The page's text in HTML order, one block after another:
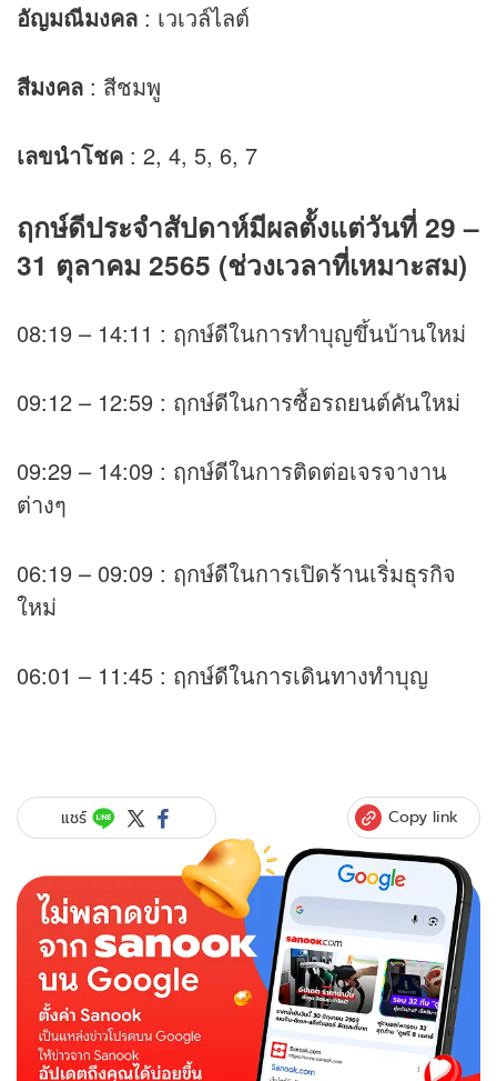
อัญมณีมงคล : เวเวล์ไลต์
สีมงคล : สีชมพู
เลขนำโชค : 2, 4, 5, 6, 7
ฤกษ์ดีประจำสัปดาห์มีผลตั้งแต่วันที่ 29 –
31 ตุลาคม 2565 (ช่วงเวลาที่เหมาะสม)
08:19 – 14:11 : ฤกษ์ดีในการทำบุญขึ้นบ้านใหม่
09:12 – 12:59 : ฤกษ์ดีในการซื้อรถยนต์คันใหม่
09:29 – 14:09 : ฤกษ์ดีในการติดต่อเจรจางาน
ต่างๆ
06:19 – 09:09 : ฤกษ์ดีในการเปิดร้านเริ่มธุรกิจ
ใหม่
06:01 – 11:45 : ฤกษ์ดีในการเดินทางทำบุญ
แชร์ Copy link